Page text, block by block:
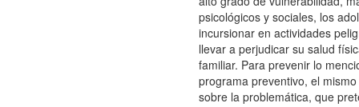
psicológicos y sociales, los
incursionar en actividades
llevar a perjudicar su salud
familiar. Para prevenir lo
programa preventivo, el
sobre la problemática, que